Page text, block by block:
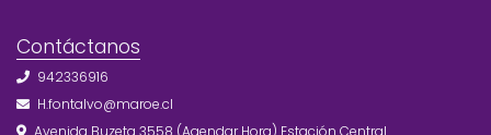
Contáctanos
942336916
H.fontalvo@maroe.cl
Avenida Buzeta 3558 (Agendar Hora) Estación Central